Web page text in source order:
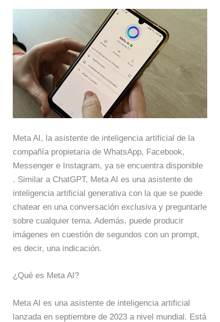
Meta AI, la asistente de inteligencia artificial de la
compañía propietaria de WhatsApp, Facebook,
Messenger e Instagram, ya se encuentra disponible
. Similar a ChatGPT, Meta AI es una asistente de
inteligencia artificial generativa con la que se puede
chatear en una conversación exclusiva y preguntarle
sobre cualquier tema. Además, puede producir
imágenes en cuestión de segundos con un prompt,
es decir, una indicación.
¿Qué es Meta AI?
Meta AI es una asistente de inteligencia artificial
lanzada en septiembre de 2023 a nivel mundial. Está